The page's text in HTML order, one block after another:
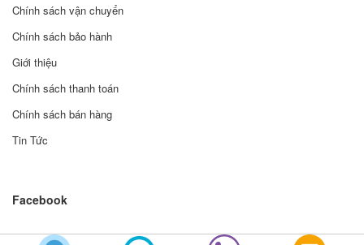
Chính sách vận chuyển
Chính sách bảo hành
Giới thiệu
Chính sách thanh toán
Chính sách bán hàng
Tin Tức
Facebook